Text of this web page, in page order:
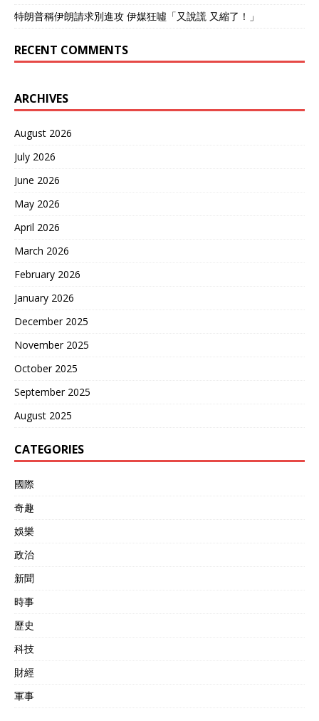
特朗普稱伊朗請求別進攻 伊媒狂噓「又說謊 又縮了！」
RECENT COMMENTS
ARCHIVES
August 2026
July 2026
June 2026
May 2026
April 2026
March 2026
February 2026
January 2026
December 2025
November 2025
October 2025
September 2025
August 2025
CATEGORIES
國際
奇趣
娛樂
政治
新聞
時事
歷史
科技
財經
軍事